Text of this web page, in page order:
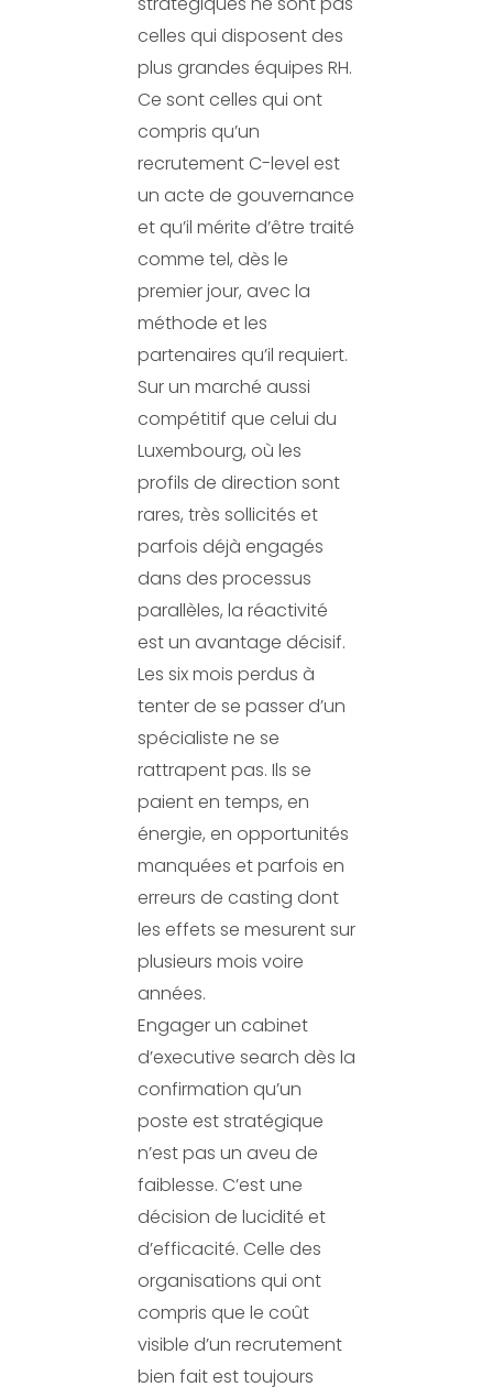
celles qui disposent des
plus grandes équipes RH.
Ce sont celles qui ont
compris qu’un
recrutement C-level est
un acte de gouvernance
et qu’il mérite d’être traité
comme tel, dès le
premier jour, avec la
méthode et les
partenaires qu’il requiert.
Sur un marché aussi
compétitif que celui du
Luxembourg, où les
profils de direction sont
rares, très sollicités et
parfois déjà engagés
dans des processus
parallèles, la réactivité
est un avantage décisif.
Les six mois perdus à
tenter de se passer d’un
spécialiste ne se
rattrapent pas. Ils se
paient en temps, en
énergie, en opportunités
manquées et parfois en
erreurs de casting dont
les effets se mesurent sur
plusieurs mois voire
années.
Engager un cabinet
d’executive search dès la
confirmation qu’un
poste est stratégique
n’est pas un aveu de
faiblesse. C’est une
décision de lucidité et
d’efficacité. Celle des
organisations qui ont
compris que le coût
visible d’un recrutement
bien fait est toujours